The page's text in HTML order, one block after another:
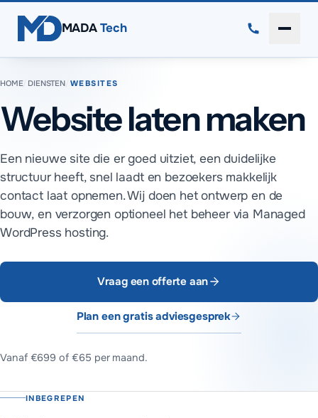
MADA Tech
HOME/ DIENSTEN/ WEBSITES
Website laten maken
Een nieuwe site die er goed uitziet, een duidelijke
structuur heeft, snel laadt en bezoekers makkelijk
contact laat opnemen. Wij doen het ontwerp en de
bouw, en verzorgen optioneel het beheer via Managed
WordPress hosting.
Vraag een offerte aan
Plan een gratis adviesgesprek
Vanaf €699 of €65 per maand.
Wat kost een website laten maken bij MADA
INBEGREPEN